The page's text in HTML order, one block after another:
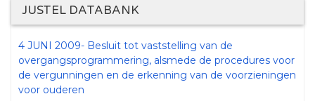
JUSTEL DATABANK
4 JUNI 2009- Besluit tot vaststelling van de
overgangsprogrammering, alsmede de procedures voor
de vergunningen en de erkenning van de voorzieningen
voor ouderen